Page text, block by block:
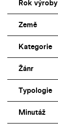
Rok výroby
Země
Kategorie
Žánr
Typologie
Minutáž